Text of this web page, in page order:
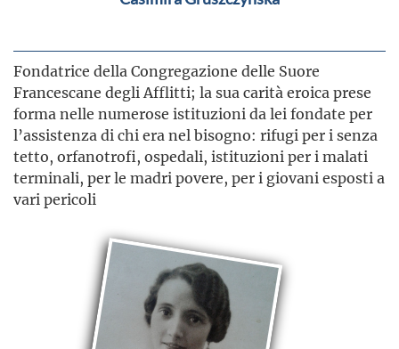
Fondatrice della Congregazione delle Suore
Francescane degli Afflitti; la sua carità eroica prese
forma nelle numerose istituzioni da lei fondate per
l’assistenza di chi era nel bisogno: rifugi per i senza
tetto, orfanotrofi, ospedali, istituzioni per i malati
terminali, per le madri povere, per i giovani esposti a
vari pericoli